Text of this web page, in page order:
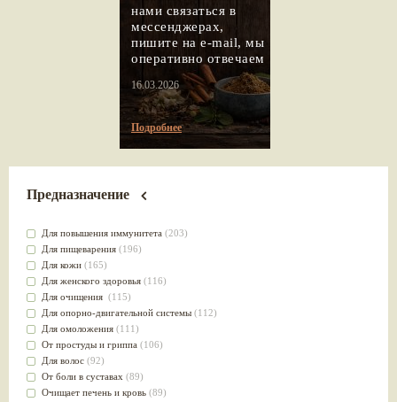
нами связаться в
мессенджерах,
пишите на e-mail, мы
оперативно отвечаем
16.03.2026
Подробнее
Предназначение
Для повышения иммунитета (203)
Для пищеварения (196)
Для кожи (165)
Для женского здоровья (116)
Для очищения (115)
Для опорно-двигательной системы (112)
Для омоложения (111)
От простуды и гриппа (106)
Для волос (92)
От боли в суставах (89)
Очищает печень и кровь (89)